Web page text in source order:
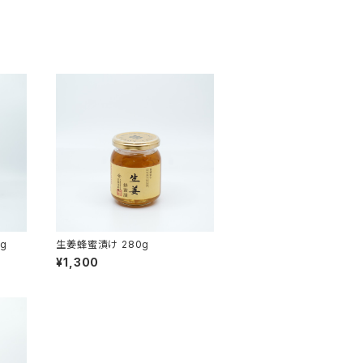
生姜蜂蜜漬け 280g
¥1,300